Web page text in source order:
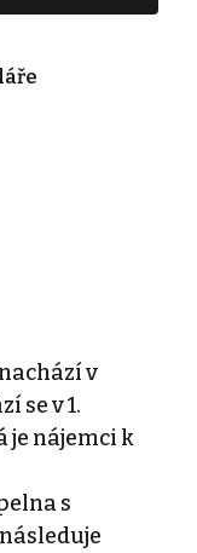
v
se v 1.
je nájemci k
s